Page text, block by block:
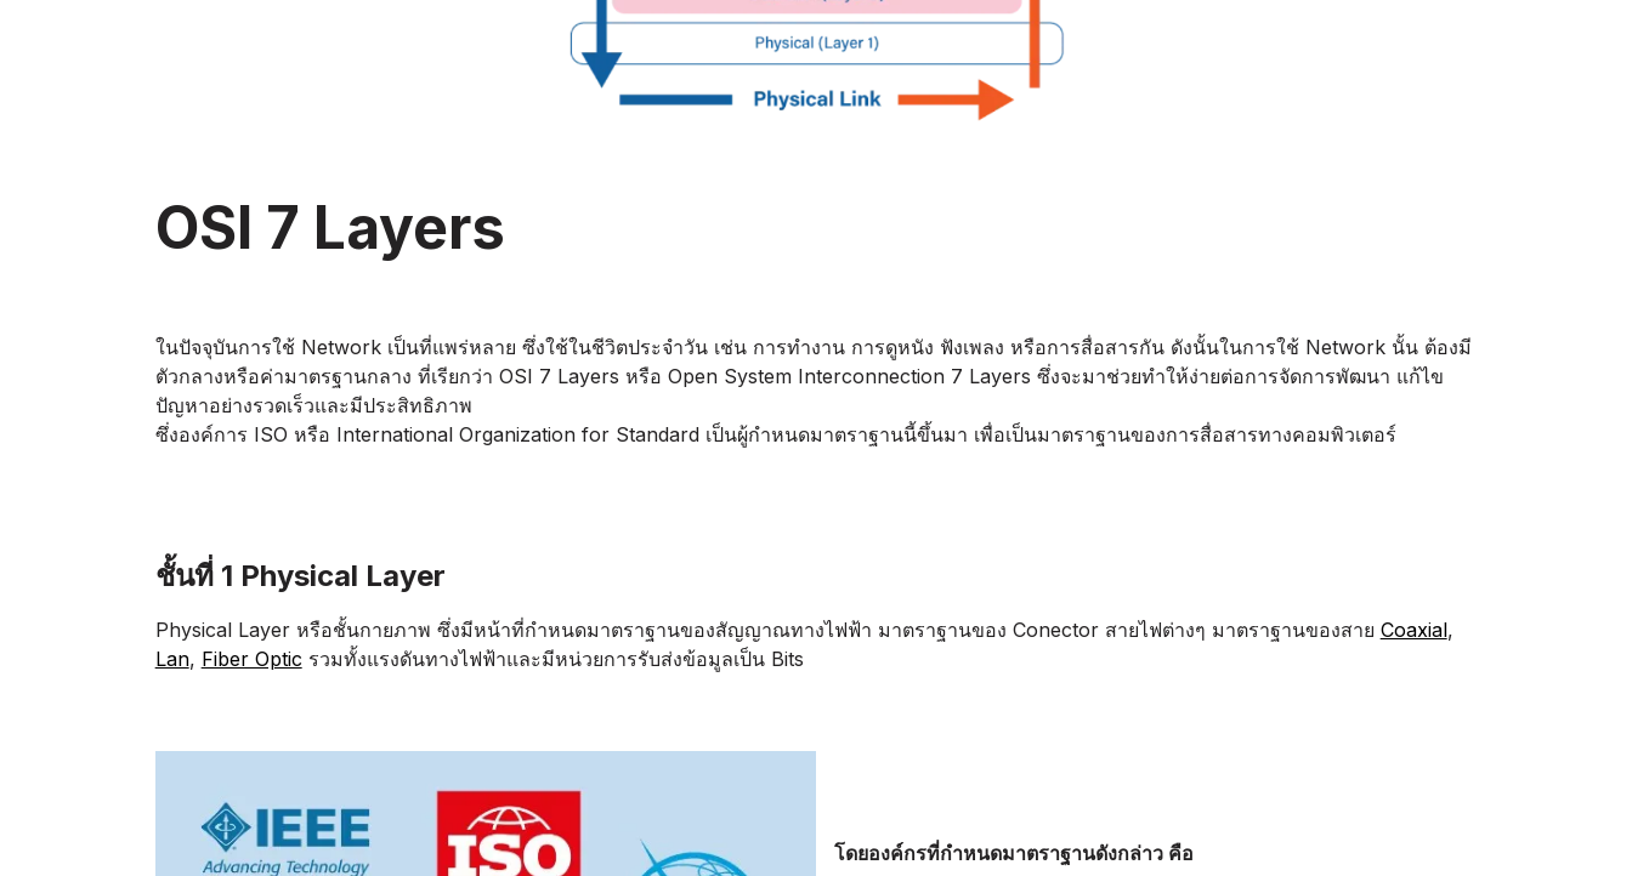
OSI 7 Layers
ในปัจจุบันการใช้ Network เป็นที่แพร่หลาย ซึ่งใช้ในชีวิตประจำวัน เช่น การทำงาน การดูหนัง ฟังเพลง หรือการสื่อสารกัน ดังนั้นในการใช้ Network นั้น ต้องมี
ตัวกลางหรือค่ามาตรฐานกลาง ที่เรียกว่า OSI 7 Layers หรือ Open System Interconnection 7 Layers ซึ่งจะมาช่วยทำให้ง่ายต่อการจัดการพัฒนา แก้ไข
ปัญหาอย่างรวดเร็วและมีประสิทธิภาพ
ซึ่งองค์การ ISO หรือ International Organization for Standard เป็นผู้กำหนดมาตราฐานนี้ขึ้นมา เพื่อเป็นมาตราฐานของการสื่อสารทางคอมพิวเตอร์
ชั้นที่ 1 Physical Layer
Physical Layer หรือชั้นกายภาพ ซึ่งมีหน้าที่กำหนดมาตราฐานของสัญญาณทางไฟฟ้า มาตราฐานของ Conector สายไฟต่างๆ มาตราฐานของสาย Coaxial,
Lan, Fiber Optic รวมทั้งแรงดันทางไฟฟ้าและมีหน่วยการรับส่งข้อมูลเป็น Bits
โดยองค์กรที่กำหนดมาตราฐานดังกล่าว คือ